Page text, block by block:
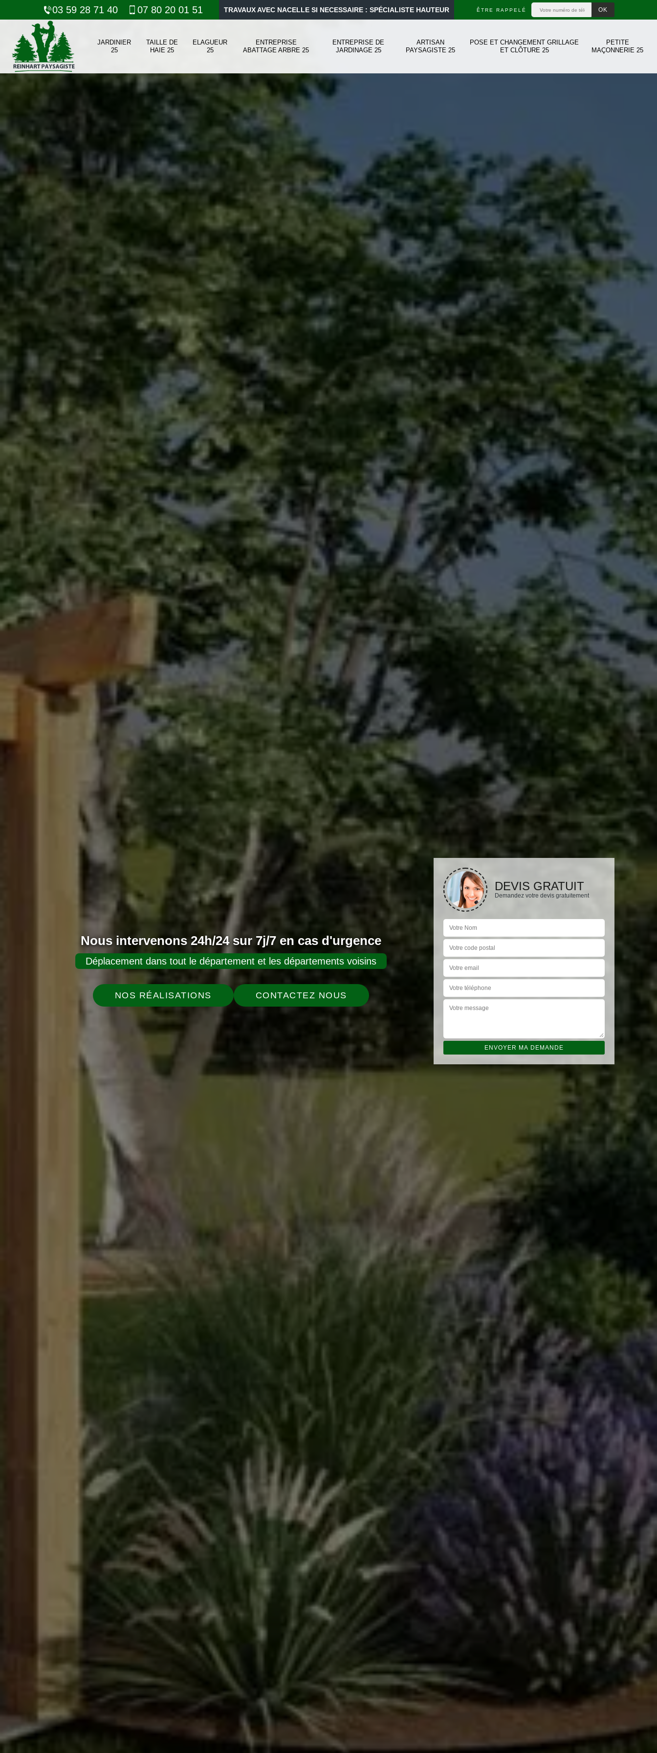
03 59 28 71 40 07 80 20 01 51 TRAVAUX AVEC NACELLE SI NECESSAIRE : SPÉCIALISTE HAUTEUR ÊTRE RAPPELÉ
JARDINIER
25
TAILLE DE
HAIE 25
ELAGUEUR
25
ENTREPRISE
ABATTAGE ARBRE 25
ENTREPRISE DE
JARDINAGE 25
ARTISAN
PAYSAGISTE 25
POSE ET CHANGEMENT GRILLAGE
ET CLÔTURE 25
PETITE
MAÇONNERIE 25
Nous intervenons 24h/24 sur 7j/7 en cas d'urgence
Déplacement dans tout le département et les départements voisins
NOS RÉALISATIONS CONTACTEZ NOUS
DEVIS GRATUIT
Demandez votre devis gratuitement